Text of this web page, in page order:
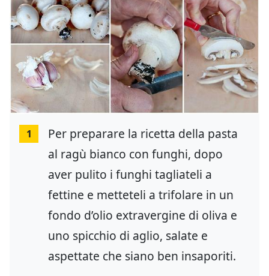
1
Per preparare la ricetta della pasta
al ragù bianco con funghi, dopo
aver pulito i funghi tagliateli a
fettine e metteteli a trifolare in un
fondo d’olio extravergine di oliva e
uno spicchio di aglio, salate e
aspettate che siano ben insaporiti.